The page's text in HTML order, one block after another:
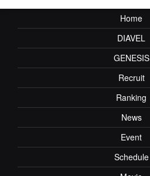
Home
DIAVEL
GENESIS
Recruit
Ranking
News
Event
Schedule